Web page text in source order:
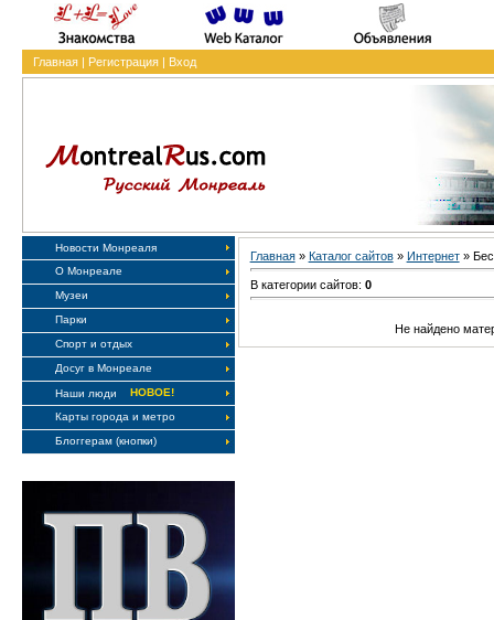
Главная| Регистрация| Вход
Новости Монреаля
О Монреале
Музеи
Парки
Спорт и отдых
Досуг в Монреале
Наши люди
НОВОЕ!
Карты города и метро
Блоггерам (кнопки)
Главная» Каталог сайтов» Интернет»
В категории сайтов: 0
Не найдено